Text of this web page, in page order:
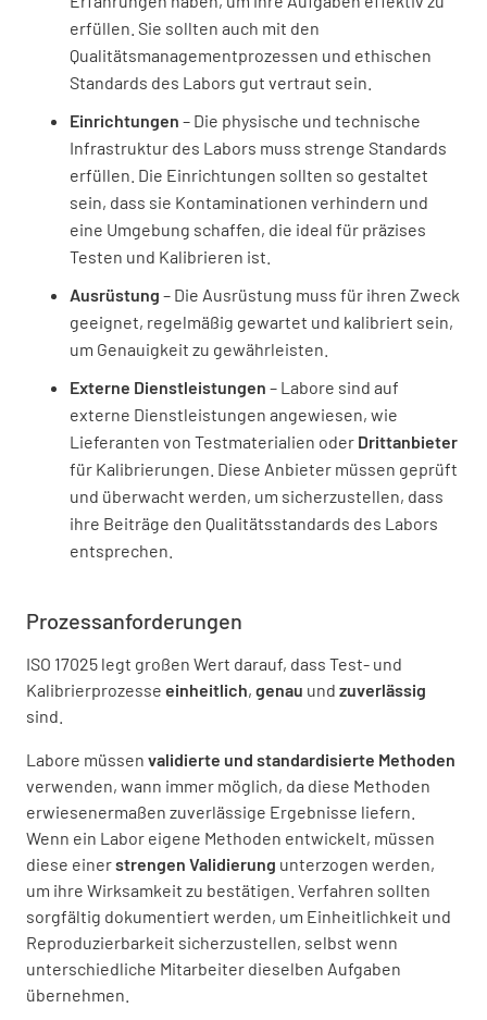
erfüllen. Sie sollten auch mit den
Qualitätsmanagementprozessen und ethischen
Standards des Labors gut vertraut sein.
Einrichtungen – Die physische und technische
Infrastruktur des Labors muss strenge Standards
erfüllen. Die Einrichtungen sollten so gestaltet
sein, dass sie Kontaminationen verhindern und
eine Umgebung schaffen, die ideal für präzises
Testen und Kalibrieren ist.
Ausrüstung – Die Ausrüstung muss für ihren Zweck
geeignet, regelmäßig gewartet und kalibriert sein,
um Genauigkeit zu gewährleisten.
Externe Dienstleistungen – Labore sind auf
externe Dienstleistungen angewiesen, wie
Lieferanten von Testmaterialien oder Drittanbieter
für Kalibrierungen. Diese Anbieter müssen geprüft
und überwacht werden, um sicherzustellen, dass
ihre Beiträge den Qualitätsstandards des Labors
entsprechen.
Prozessanforderungen
ISO 17025 legt großen Wert darauf, dass Test- und
Kalibrierprozesse einheitlich, genau und zuverlässig
sind.
Labore müssen validierte und standardisierte Methoden
verwenden, wann immer möglich, da diese Methoden
erwiesenermaßen zuverlässige Ergebnisse liefern.
Wenn ein Labor eigene Methoden entwickelt, müssen
diese einerstrengen Validierung unterzogen werden,
um ihre Wirksamkeit zu bestätigen. Verfahren sollten
sorgfältig dokumentiert werden, um Einheitlichkeit und
Reproduzierbarkeit sicherzustellen, selbst wenn
unterschiedliche Mitarbeiter dieselben Aufgaben
übernehmen.